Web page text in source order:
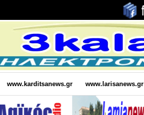
www.karditsanews.gr www.larisanews.gr